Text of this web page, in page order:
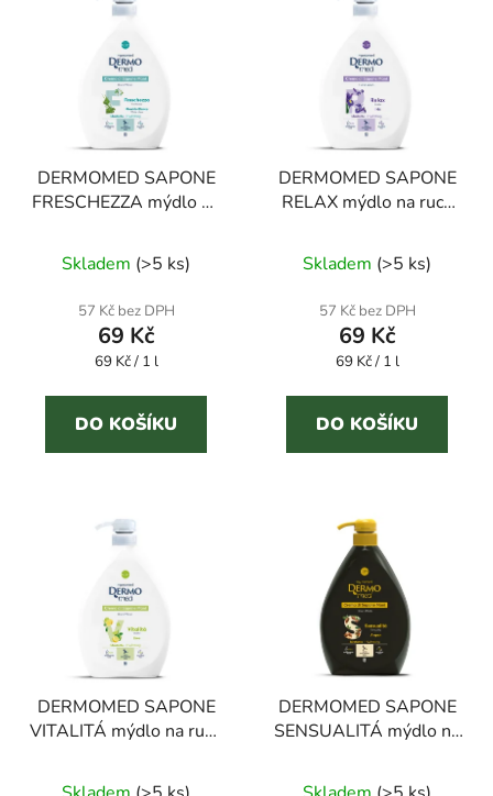
DERMOMED SAPONE
FRESCHEZZA mýdlo na
Skladem (>5 ks)
57 Kč bez DPH
69 Kč
Měrná
69 Kč / 1 l
DO KOŠÍKU
DERMOMED SAPONE
RELAX mýdlo na ruce
hodnocení
produktu
je
5,0
z
5
hvězdiček.
Skladem (>5 ks)
57 Kč bez DPH
69 Kč
Měrná
69 Kč / 1 l
DO KOŠÍKU
DERMOMED SAPONE
VITALITÁ mýdlo na ruce
DERMOMED SAPONE
SENSUALITÁ mýdlo na